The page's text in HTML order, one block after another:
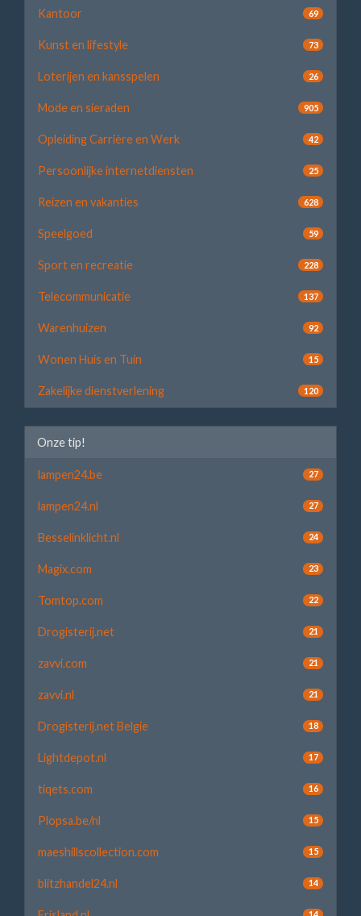
Kantoor 69
Kunst en lifestyle 73
Loterijen en kansspelen 26
Mode en sieraden 905
Opleiding Carrière en Werk 42
Persoonlijke internetdiensten 25
Reizen en vakanties 628
Speelgoed 59
Sport en recreatie 228
Telecommunicatie 137
Warenhuizen 92
Wonen Huis en Tuin 15
Zakelijke dienstverlening 120
Onze tip!
lampen24.be 27
lampen24.nl 27
Besselinklicht.nl 24
Magix.com 23
Tomtop.com 22
Drogisterij.net 21
zavvi.com 21
zavvi.nl 21
Drogisterij.net Belgie 18
Lightdepot.nl 17
tiqets.com 16
Plopsa.be/nl 15
maeshillscollection.com 15
blitzhandel24.nl 14